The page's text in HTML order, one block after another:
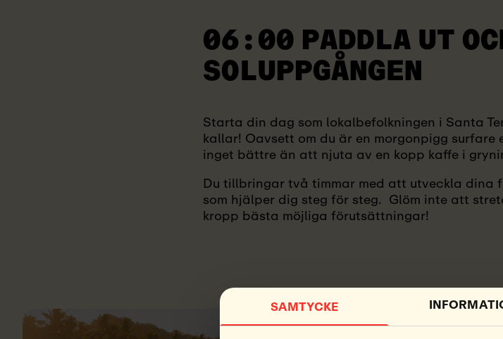
SAMTYCKE
06:00 PADDLA UT
SOLUPPGÅNGEN
Starta din dag som lokalbefolkningen i Santa
kallar! Oavsett om du är en morgonpigg
inget bättre än att njuta av en kopp kaffe i
Du tillbringar två timmar med att utveckla dina
som hjälper dig steg för steg. Glöm inte att
kropp bästa möjliga förutsättningar!